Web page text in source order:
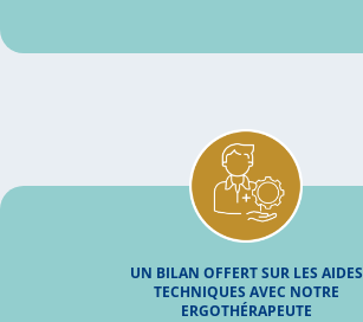
UN BILAN OFFERT SUR LES AIDES
TECHNIQUES AVEC NOTRE
ERGOTHÉRAPEUTE